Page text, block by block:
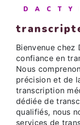
Bienvenue
confiance en
Nous
précision et de
transcription
dédiée de
qualifiés, nous
services de